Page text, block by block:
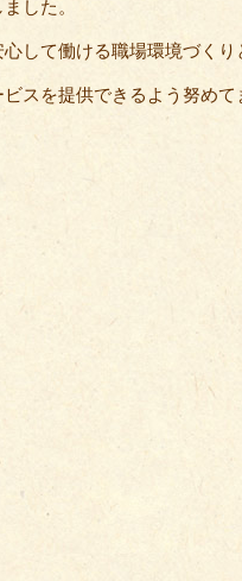
した。
して働ける職場環境づくり
スを提供できるよう努めて